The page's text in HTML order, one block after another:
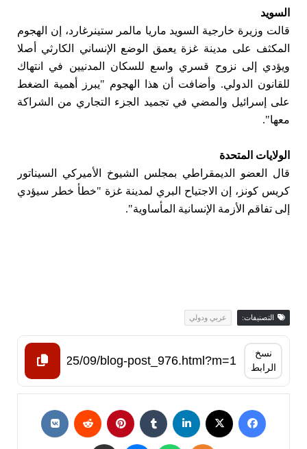
السويد
قالت وزيرة خارجية السويد ماريا مالمر ستينرغارد، إن الهجوم
المكثف على مدينة غزة يعمق الوضع الإنساني الكارثي أصلا
ويؤدي إلى نزوح قسري واسع للسكان المدنيين في انتهاك
للقانون الدولي. وأضافت أن هذا الهجوم "يبرز أهمية الضغط
على إسرائيل والمضي في تجميد الجزء التجاري من الشراكة
معها".
الولايات المتحدة
قال العضو الديمقراطي بمجلس الشيوخ الأميركي السيناتور
كريس كونز، إن الاجتياح البري لمدينة غزة "خطأ خطر سيؤدي
إلى تفاقم الأزمة الإنسانية المأساوية".
التصنيفات: عربي ودولي
نسخ
الرابط